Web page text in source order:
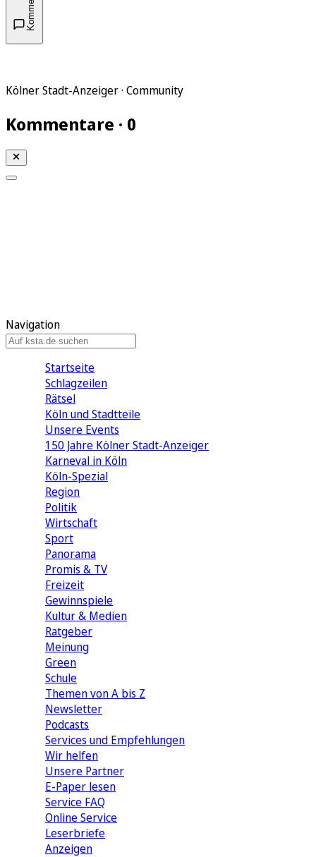
Kölner Stadt-Anzeiger · Community
Kommentare · 0
Navigation
Startseite
Schlagzeilen
Rätsel
Köln und Stadtteile
Unsere Events
150 Jahre Kölner Stadt-Anzeiger
Karneval in Köln
Köln-Spezial
Region
Politik
Wirtschaft
Sport
Panorama
Promis & TV
Freizeit
Gewinnspiele
Kultur & Medien
Ratgeber
Meinung
Green
Schule
Themen von A bis Z
Newsletter
Podcasts
Services und Empfehlungen
Wir helfen
Unsere Partner
E-Paper lesen
Service FAQ
Online Service
Leserbriefe
Anzeigen